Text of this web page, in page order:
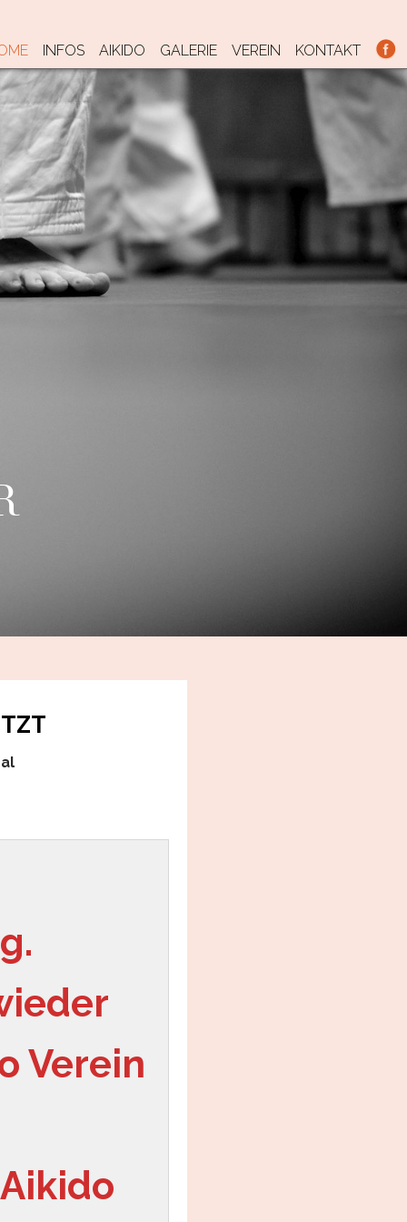
TO CONTENT
INFOS AIKIDO GALERIE VEREIN KONTAKT
Verein